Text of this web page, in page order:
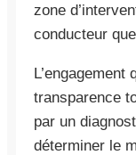
zone
conducteur
L’engagement
transparence
par un
déterminer le